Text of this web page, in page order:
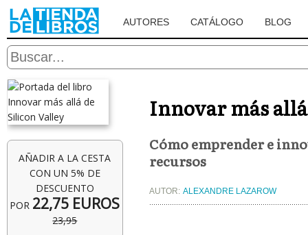
AUTORES CATÁLOGO BLOG
AÑADIR A LA CESTA
CON UN 5% DE
DESCUENTO
POR 22,75 EUROS
23,95
Innovar más
Cómo emprender e
recursos
AUTOR: ALEXANDRE LAZAROW